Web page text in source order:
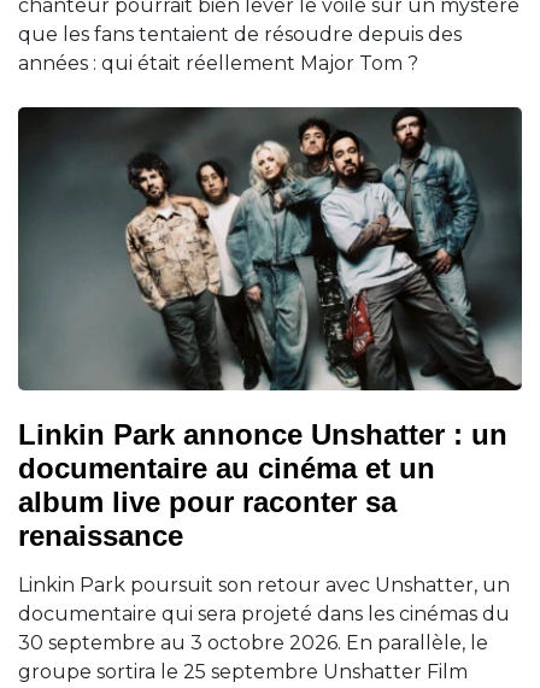
chanteur pourrait bien lever le voile sur un mystère
que les fans tentaient de résoudre depuis des
années : qui était réellement Major Tom ?
Linkin Park annonce Unshatter : un
documentaire au cinéma et un
album live pour raconter sa
renaissance
Linkin Park poursuit son retour avec Unshatter, un
documentaire qui sera projeté dans les cinémas du
30 septembre au 3 octobre 2026. En parallèle, le
groupe sortira le 25 septembre Unshatter Film